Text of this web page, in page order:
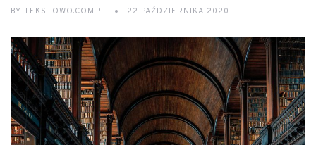
BY TEKSTOWO.COM.PL 22 PAŹDZIERNIKA 2020